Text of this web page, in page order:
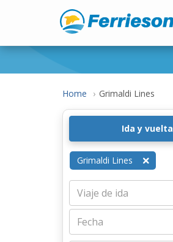
Home Grimaldi Lines
Ida y vuelta
Grimaldi Lines